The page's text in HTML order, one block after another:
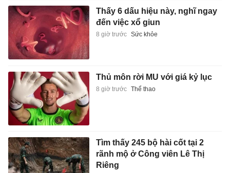
Thấy 6 dấu hiệu này, nghĩ ngay
đến việc xổ giun
8 giờ trước Sức khỏe
Thủ môn rời MU với giá kỷ lục
8 giờ trước Thể thao
Tìm thấy 245 bộ hài cốt tại 2
rãnh mộ ở Công viên Lê Thị
Riêng